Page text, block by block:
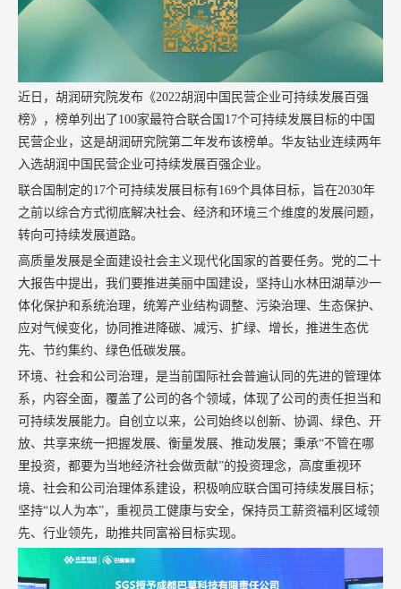
近日，胡润研究院发布《2022胡润中国民营企业可持续发展百强
榜》，榜单列出了 100家最符合联合国 17个可持续发展目标的中国
民营企业，这是胡润研究院第二年发布该榜单。华友钴业连续两年
入选胡润中国民营企业可持续发展百强企业。
联合国制定的17个可持续发展目标有169个具体目标，旨在2030年
之前以综合方式彻底解决社会、经济和环境三个维度的发展问题，
转向可持续发展道路。
高质量发展是全面建设社会主义现代化国家的首要任务。党的二十
大报告中提出，我们要推进美丽中国建设，坚持山水林田湖草沙一
体化保护和系统治理，统筹产业结构调整、污染治理、生态保护、
应对气候变化，协同推进降碳、减污、扩绿、增长，推进生态优
先、节约集约、绿色低碳发展。
环境、社会和公司治理，是当前国际社会普遍认同的先进的管理体
系，内容全面，覆盖了公司的各个领域，体现了公司的责任担当和
可持续发展能力。自创立以来，公司始终以创新、协调、绿色、开
放、共享来统一把握发展、衡量发展、推动发展；秉承“不管在哪
里投资，都要为当地经济社会做贡献”的投资理念，高度重视环
境、社会和公司治理体系建设，积极响应联合国可持续发展目标；
坚持“以人为本”，重视员工健康与安全，保持员工薪资福利区域领
先、行业领先，助推共同富裕目标实现。